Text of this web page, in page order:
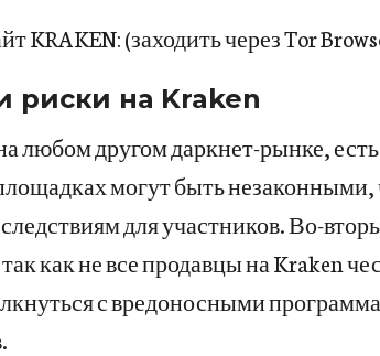
KRAKEN: (заходить через Tor
риски на Kraken
любом другом даркнет-рынке,
могут быть
для участников. Во-
как не все продавцы на Kraken
с вредоносными